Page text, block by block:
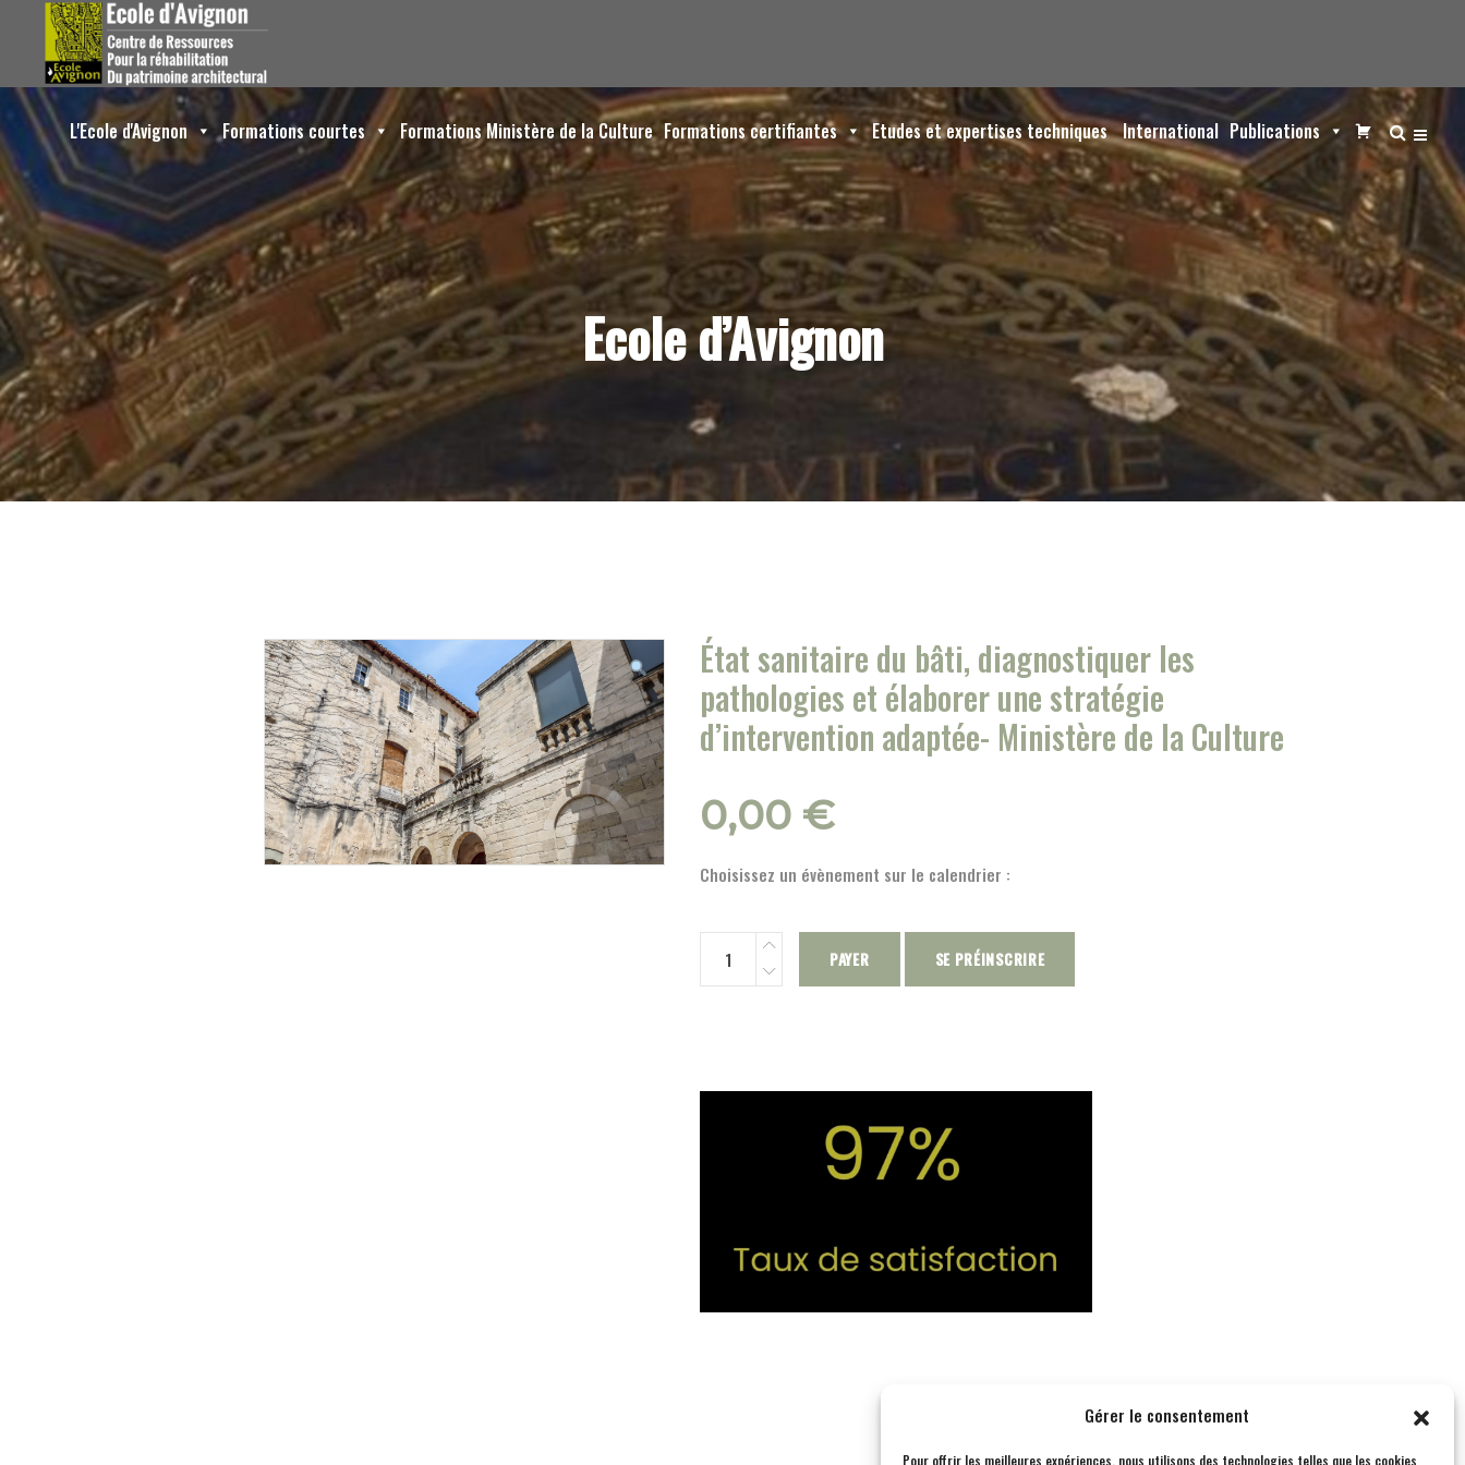
Gérer le consentement
Pour offrir les meilleures expériences, nous utilisons des technologies telles que les cookies
L'Ecole d'Avignon Formations courtes Formations Ministère de la Culture Formations certifiantes Etudes et expertises techniques International Publications
Ecole d’Avignon
État sanitaire du bâti, diagnostiquer les
pathologies et élaborer une stratégie
d’intervention adaptée- Ministère de la Culture
0,00 €
Choisissez un évènement sur le calendrier :
PAYER SE PRÉINSCRIRE